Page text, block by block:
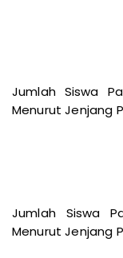
Jumlah Siswa
Menurut Jenjang
Jumlah Siswa
Menurut Jenjang